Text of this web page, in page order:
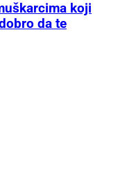
koji
da te